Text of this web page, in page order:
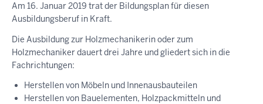
Am 16. Januar 2019 trat der Bildungsplan für diesen
Ausbildungsberuf in Kraft.
Die Ausbildung zur Holzmechanikerin oder zum
Holzmechaniker dauert drei Jahre und gliedert sich in die
Fachrichtungen:
Herstellen von Möbeln und Innenausbauteilen
Herstellen von Bauelementen, Holzpackmitteln und